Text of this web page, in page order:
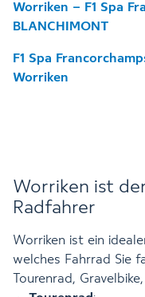
Worriken – F1 Spa
BLANCHIMONT
F1 Spa
Worriken
Worriken ist
Radfahrer
Worriken ist ein
welches Fahrrad Sie
Tourenrad,